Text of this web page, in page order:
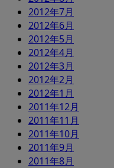
2012年7月
2012年6月
2012年5月
2012年4月
2012年3月
2012年2月
2012年1月
2011年12月
2011年11月
2011年10月
2011年9月
2011年8月